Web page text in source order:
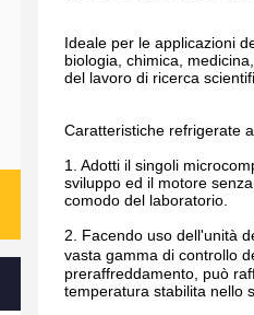
Ideale per le applicazioni
biologia, chimica,
del lavoro di ricerca
Caratteristiche refrigerate
1. Adotti il singoli
sviluppo ed il motore
comodo del laboratorio.
2. Facendo uso dell'unità
vasta gamma di controllo
preraffreddamento, può
temperatura stabilita nello